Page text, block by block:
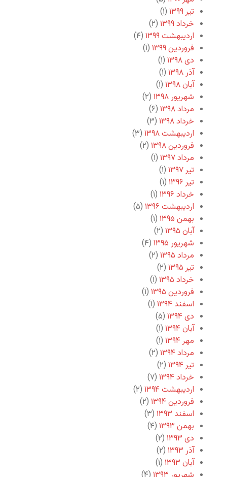
تیر ۱۳۹۹
(۱)
خرداد ۱۳۹۹
(۲)
اردیبهشت ۱۳۹۹
(۴)
فروردین ۱۳۹۹
(۱)
دی ۱۳۹۸
(۱)
آذر ۱۳۹۸
(۱)
آبان ۱۳۹۸
(۱)
شهریور ۱۳۹۸
(۲)
مرداد ۱۳۹۸
(۶)
خرداد ۱۳۹۸
(۳)
اردیبهشت ۱۳۹۸
(۳)
فروردین ۱۳۹۸
(۲)
مرداد ۱۳۹۷
(۱)
تیر ۱۳۹۷
(۱)
تیر ۱۳۹۶
(۱)
خرداد ۱۳۹۶
(۱)
اردیبهشت ۱۳۹۶
(۵)
بهمن ۱۳۹۵
(۱)
آبان ۱۳۹۵
(۲)
شهریور ۱۳۹۵
(۴)
مرداد ۱۳۹۵
(۲)
تیر ۱۳۹۵
(۲)
خرداد ۱۳۹۵
(۱)
فروردین ۱۳۹۵
(۱)
اسفند ۱۳۹۴
(۱)
دی ۱۳۹۴
(۵)
آبان ۱۳۹۴
(۱)
مهر ۱۳۹۴
(۱)
مرداد ۱۳۹۴
(۲)
تیر ۱۳۹۴
(۲)
خرداد ۱۳۹۴
(۷)
اردیبهشت ۱۳۹۴
(۲)
فروردین ۱۳۹۴
(۲)
اسفند ۱۳۹۳
(۳)
بهمن ۱۳۹۳
(۴)
دی ۱۳۹۳
(۲)
آذر ۱۳۹۳
(۲)
آبان ۱۳۹۳
(۱)